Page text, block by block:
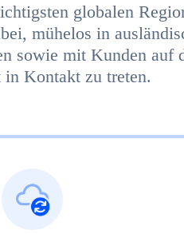
globalen
mühelos in
sowie mit Kunden auf
in Kontakt zu treten.